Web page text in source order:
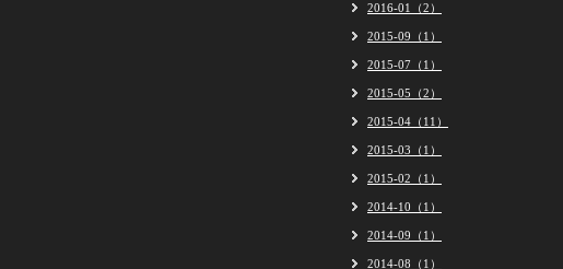
2016-01（2）
2015-09（1）
2015-07（1）
2015-05（2）
2015-04（11）
2015-03（1）
2015-02（1）
2014-10（1）
2014-09（1）
2014-08（1）